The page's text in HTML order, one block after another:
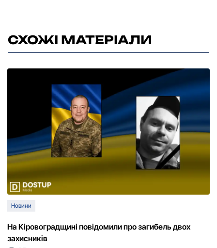
СХОЖІ МАТЕРІАЛИ
Новини
На Кіровоградщині повідомили про загибель двох
захисників